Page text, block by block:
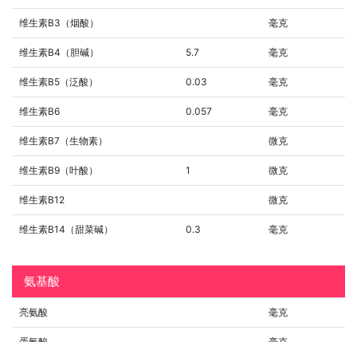
维生素B3（烟酸） 毫克
维生素B4（胆碱） 5.7 毫克
维生素B5（泛酸） 0.03 毫克
维生素B6 0.057 毫克
维生素B7（生物素） 微克
维生素B9（叶酸） 1 微克
维生素B12 微克
维生素B14（甜菜碱） 0.3 毫克
氨基酸
亮氨酸 毫克